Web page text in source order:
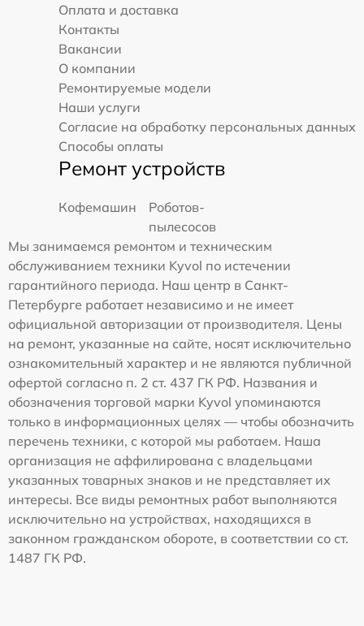
Оплата и доставка
Контакты
Вакансии
О компании
Ремонтируемые модели
Наши услуги
Согласие на обработку персональных данных
Способы оплаты
Ремонт устройств
Кофемашин
Роботов-
пылесосов
Мы занимаемся ремонтом и техническим
обслуживанием техники Kyvol по истечении
гарантийного периода. Наш центр в Санкт-
Петербурге работает независимо и не имеет
официальной авторизации от производителя. Цены
на ремонт, указанные на сайте, носят исключительно
ознакомительный характер и не являются публичной
офертой согласно п. 2 ст. 437 ГК РФ. Названия и
обозначения торговой марки Kyvol упоминаются
только в информационных целях — чтобы обозначить
перечень техники, с которой мы работаем. Наша
организация не аффилирована с владельцами
указанных товарных знаков и не представляет их
интересы. Все виды ремонтных работ выполняются
исключительно на устройствах, находящихся в
законном гражданском обороте, в соответствии со ст.
1487 ГК РФ.